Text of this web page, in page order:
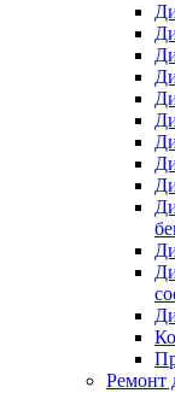
Ремонт